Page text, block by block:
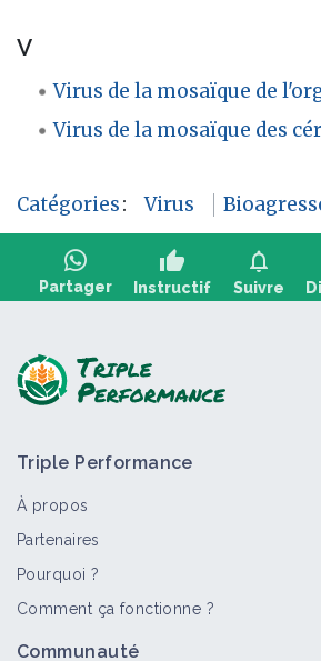
V
Virus de la mosaïque de
Virus de la mosaïque des
Catégories: Virus
Partager
thumb_up
Instructif
notifications
Suivre
Triple Performance
À propos
Partenaires
Pourquoi ?
Comment ça fonctionne ?
Communauté